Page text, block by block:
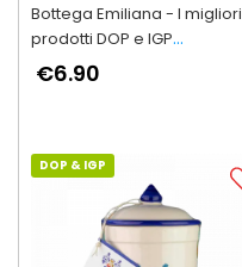
Bottega Emiliana - I migliori
prodotti DOP e IGP
dell'Emilia-Romagna
€6.90
DOP & IGP